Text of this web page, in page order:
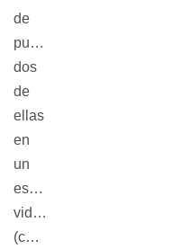
de
publicidad,
dos
de
ellas
en
un
espacio
vidriado
(cedido